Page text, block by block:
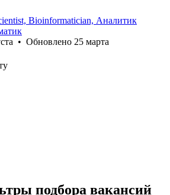
Bioinformatician, Аналитик
• Обновлено 25 марта
подбора вакансий